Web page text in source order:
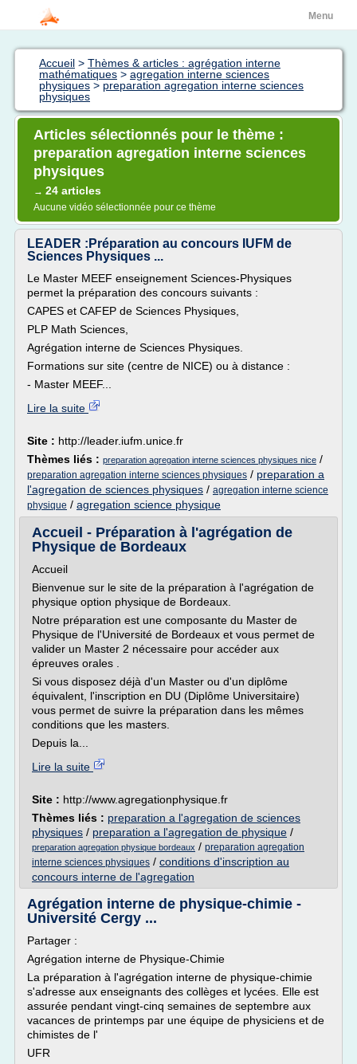
Menu
Accueil > Thèmes & articles : agrégation interne
mathématiques > agregation interne sciences
physiques > preparation agregation interne sciences
physiques
Articles sélectionnés pour le thème :
preparation agregation interne sciences
physiques
→ 24 articles
Aucune vidéo sélectionnée pour ce thème
LEADER :Préparation au concours IUFM de
Sciences Physiques ...
Le Master MEEF enseignement Sciences-Physiques
permet la préparation des concours suivants :
CAPES et CAFEP de Sciences Physiques,
PLP Math Sciences,
Agrégation interne de Sciences Physiques.
Formations sur site (centre de NICE) ou à distance :
- Master MEEF...
Lire la suite
Site : http://leader.iufm.unice.fr
Thèmes liés : preparation agregation interne sciences physiques nice /
preparation agregation interne sciences physiques / preparation a
l'agregation de sciences physiques / agregation interne science
physique / agregation science physique
Accueil - Préparation à l'agrégation de
Physique de Bordeaux
Accueil
Bienvenue sur le site de la préparation à l'agrégation de
physique option physique de Bordeaux.
Notre préparation est une composante du Master de
Physique de l'Université de Bordeaux et vous permet de
valider un Master 2 nécessaire pour accéder aux
épreuves orales .
Si vous disposez déjà d'un Master ou d'un diplôme
équivalent, l'inscription en DU (Diplôme Universitaire)
vous permet de suivre la préparation dans les mêmes
conditions que les masters.
Depuis la...
Lire la suite
Site : http://www.agregationphysique.fr
Thèmes liés : preparation a l'agregation de sciences
physiques / preparation a l'agregation de physique /
preparation agregation physique bordeaux / preparation agregation
interne sciences physiques / conditions d'inscription au
concours interne de l'agregation
Agrégation interne de physique-chimie -
Université Cergy ...
Partager :
Agrégation interne de Physique-Chimie
La préparation à l'agrégation interne de physique-chimie
s'adresse aux enseignants des collèges et lycées. Elle est
assurée pendant vingt-cinq semaines de septembre aux
vacances de printemps par une équipe de physiciens et de
chimistes de l'
UFR